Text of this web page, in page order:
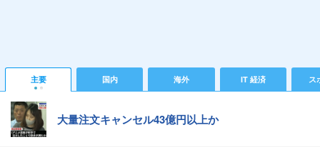
主要 国内 海外 IT 経済 ス
大量注文キャンセル43億円以上か